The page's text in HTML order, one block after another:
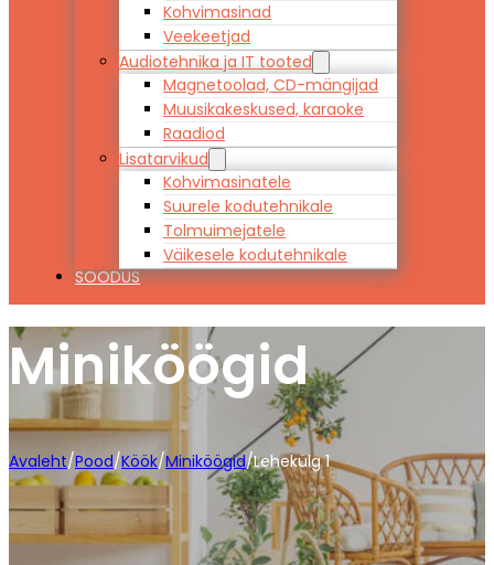
Kohvimasinad
Veekeetjad
Audiotehnika ja IT tooted
Magnetoolad, CD-mängijad
Muusikakeskused, karaoke
Raadiod
Lisatarvikud
Kohvimasinatele
Suurele kodutehnikale
Tolmuimejatele
Väikesele kodutehnikale
SOODUS
Miniköögid
Avaleht/Pood/Köök/Miniköögid/Lehekülg 1